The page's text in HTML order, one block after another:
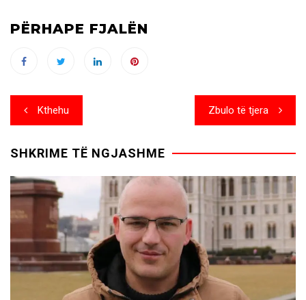
PËRHAPE FJALËN
Post
navigation
Kthehu Zbulo të tjera
SHKRIME TË NGJASHME